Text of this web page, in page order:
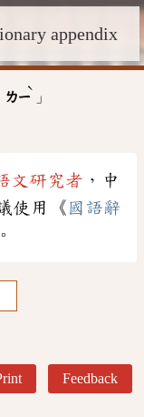
appendix
ㄌㄧ
ˋ
」
文研究者 ，中
使用《 國語辭
Feedback